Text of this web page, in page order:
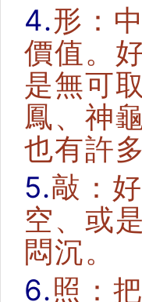
4.形：
價值。
是無可
鳳、神
也有許
5.敲：
空、或
悶沉。
6.照：